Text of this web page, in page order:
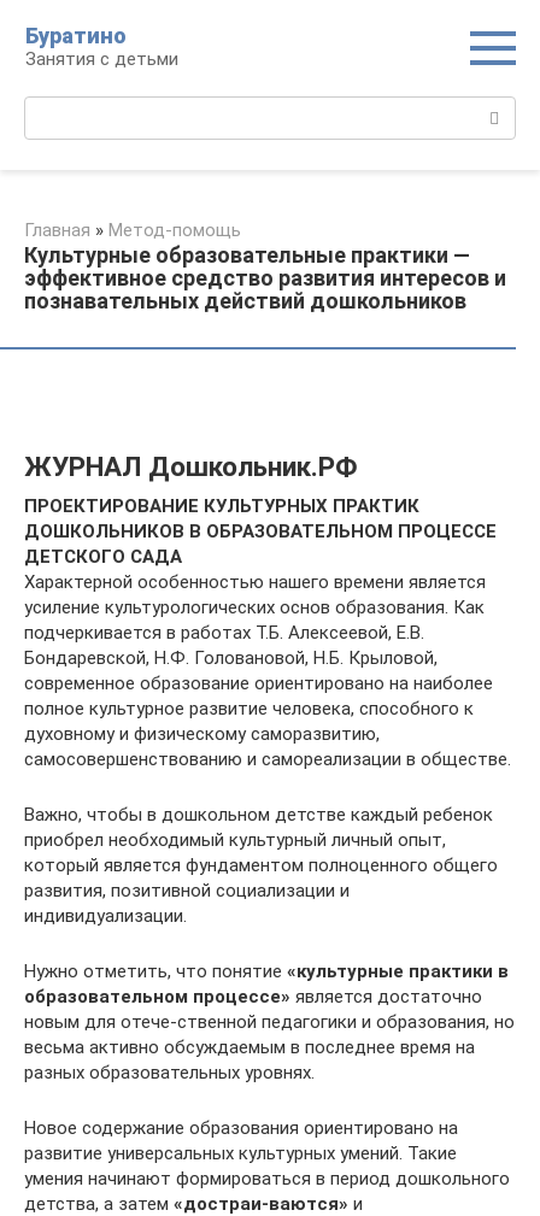
контенту
Буратино
Занятия с детьми
Главная » Метод-помощь
Культурные образовательные практики —
эффективное средство развития интересов и
познавательных действий дошкольников
ЖУРНАЛ Дошкольник.РФ
ПРОЕКТИРОВАНИЕ КУЛЬТУРНЫХ ПРАКТИК
ДОШКОЛЬНИКОВ В ОБРАЗОВАТЕЛЬНОМ ПРОЦЕССЕ
ДЕТСКОГО САДА
Характерной особенностью нашего времени является
усиление культурологических основ образования. Как
подчеркивается в работах Т.Б. Алексеевой, Е.В.
Бондаревской, Н.Ф. Головановой, Н.Б. Крыловой,
современное образование ориентировано на наиболее
полное культурное развитие человека, способного к
духовному и физическому саморазвитию,
самосовершенствованию и самореализации в обществе.
Важно, чтобы в дошкольном детстве каждый ребенок
приобрел необходимый культурный личный опыт,
который является фундаментом полноценного общего
развития, позитивной социализации и
индивидуализации.
Нужно отметить, что понятие «культурные практики в
образовательном процессе» является достаточно
новым для отече-ственной педагогики и образования, но
весьма активно обсуждаемым в последнее время на
разных образовательных уровнях.
Новое содержание образования ориентировано на
развитие универсальных культурных умений. Такие
умения начинают формироваться в период дошкольного
детства, а затем «достраи-ваются» и